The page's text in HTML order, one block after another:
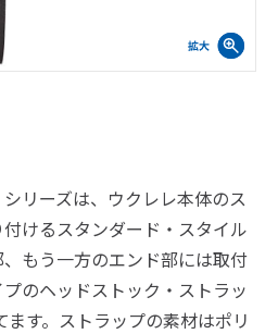
リーズは、ウクレレ本体のス
けるスタンダード・スタイル
もう一方のエンド部には取付
のヘッドストック・ストラッ
ます。ストラップの素材はポリ